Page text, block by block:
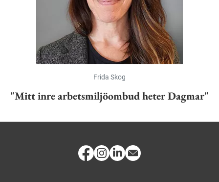
Frida Skog
"Mitt inre arbetsmiljöombud heter Dagmar"